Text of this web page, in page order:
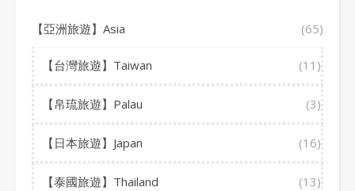
【亞洲旅遊】Asia (65)
【台灣旅遊】Taiwan (11)
【帛琉旅遊】Palau (3)
【日本旅遊】Japan (16)
【泰國旅遊】Thailand (13)